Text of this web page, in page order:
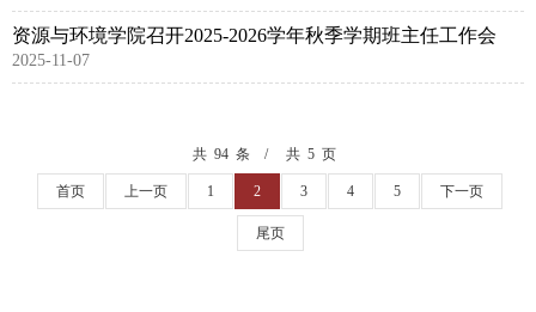
资源与环境学院召开2025-2026学年秋季学期班主任工作会
2025-11-07
共 94 条
首页 上一页 1 2 3 4 5 下一页
尾页
共 5 页